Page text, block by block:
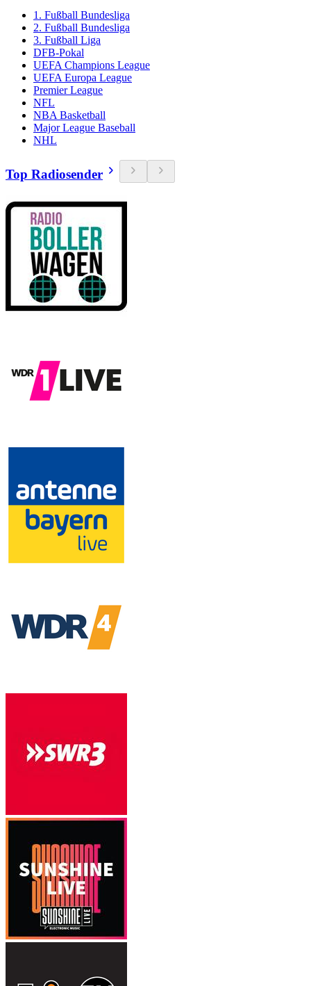
1. Fußball Bundesliga
2. Fußball Bundesliga
3. Fußball Liga
DFB-Pokal
UEFA Champions League
UEFA Europa League
Premier League
NFL
NBA Basketball
Major League Baseball
NHL
Top Radiosender